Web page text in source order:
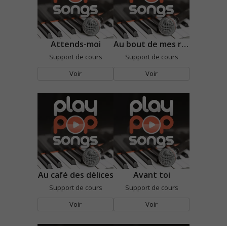
Attends-moi
Support de cours
Voir
Au bout de mes rêves
Support de cours
Voir
Au café des délices
Support de cours
Voir
Avant toi
Support de cours
Voir